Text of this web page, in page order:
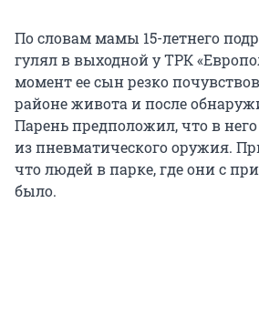
По словам мамы 15-летнего
гулял в выходной у ТРК
момент ее сын резко
районе живота и после
Парень предположил, что в
из пневматического оружия.
что людей в парке, где они с
было.